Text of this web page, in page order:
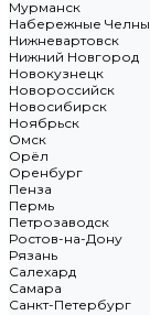
Мурманск
Набережные Челны
Нижневартовск
Нижний Новгород
Новокузнецк
Новороссийск
Новосибирск
Ноябрьск
Омск
Орёл
Оренбург
Пенза
Пермь
Петрозаводск
Ростов-на-Дону
Рязань
Салехард
Самара
Санкт-Петербург